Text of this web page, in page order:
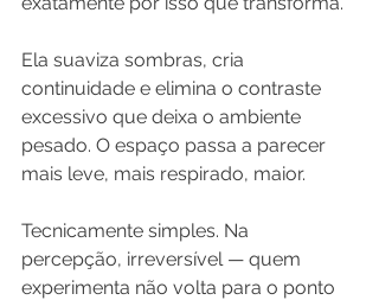
Ela suaviza sombras, cria
continuidade e elimina o contraste
excessivo que deixa o ambiente
pesado. O espaço passa a parecer
mais leve, mais respirado, maior.
Tecnicamente simples. Na
percepção, irreversível — quem
experimenta não volta para o ponto